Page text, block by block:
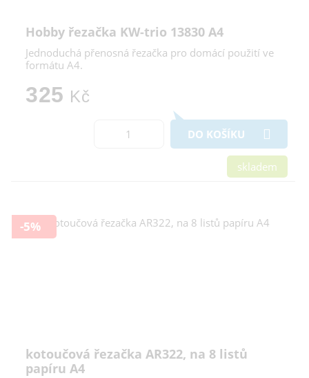
Hobby řezačka KW-trio 13830 A4
Jednoduchá přenosná řezačka pro domácí použití ve
formátu A4.
325 Kč
DO KOŠÍKU
skladem
-5%
kotoučová řezačka AR322, na 8 listů
papíru A4